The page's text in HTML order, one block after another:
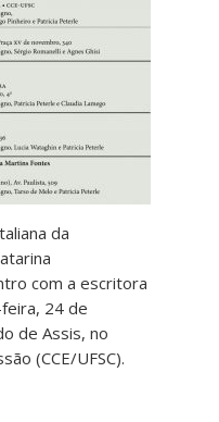
da
com a escritora
24 de
de Assis, no
(CCE/UFSC).